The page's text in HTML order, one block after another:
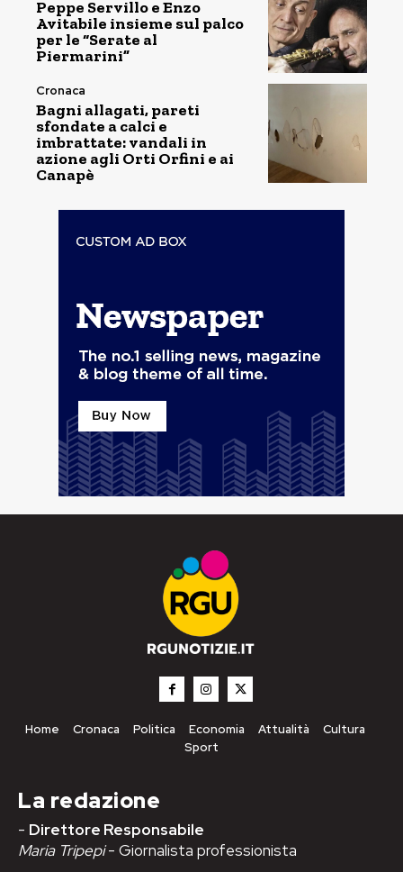
Peppe Servillo e Enzo
Avitabile insieme sul palco
per le “Serate al
Piermarini”
Cronaca
Bagni allagati, pareti
sfondate a calci e
imbrattate: vandali in
azione agli Orti Orfini e ai
Canapè
Home Cronaca Politica Economia Attualità
Cultura
Sport
La redazione
- Direttore Responsabile
Maria Tripepi- Giornalista professionista